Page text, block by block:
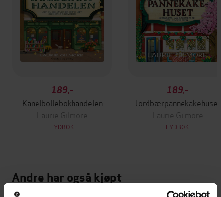
189,-
Kanelbollebokhandelen
Laurie Gilmore
LYDBOK
189,-
Jordbærpannekakehuset
Laurie Gilmore
LYDBOK
Andre har også kjøpt